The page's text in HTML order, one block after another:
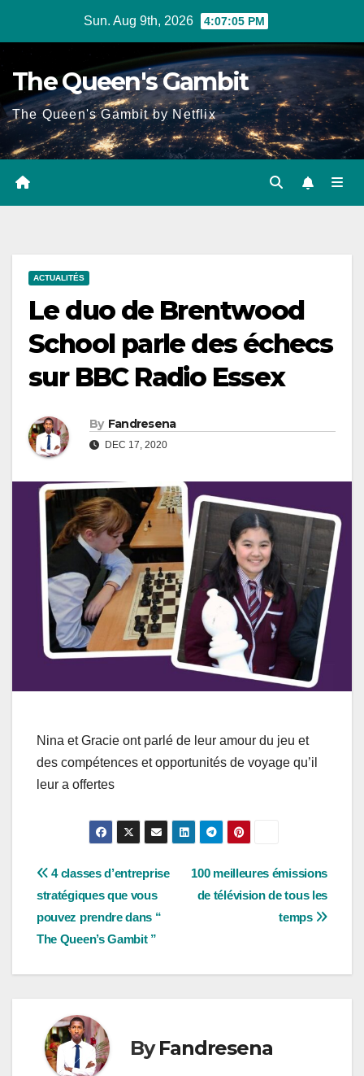
Sun. Aug 9th, 2026 4:07:06 PM
The Queen's Gambit
The Queen's Gambit by Netflix
ACTUALITÉS
Le duo de Brentwood
School parle des échecs
sur BBC Radio Essex
By Fandresena
DEC 17, 2020
Nina et Gracie ont parlé de leur amour du jeu et
des compétences et opportunités de voyage qu’il
leur a offertes
Post
navigation
100 meilleures émissions
de télévision de tous les
temps
4 classes d’entreprise
stratégiques que vous
pouvez prendre dans “
The Queen’s Gambit ”
ByFandresena